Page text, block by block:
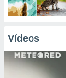
Vídeos